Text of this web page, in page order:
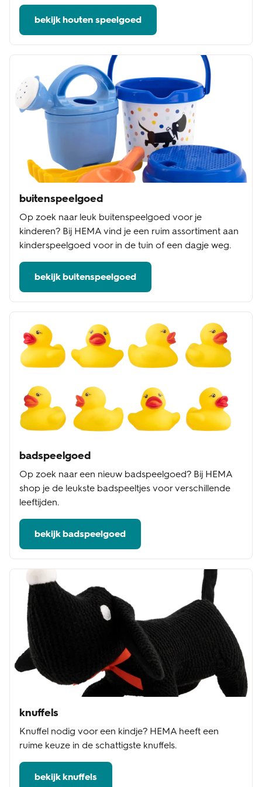
bekijk houten speelgoed
buitenspeelgoed
Op zoek naar leuk buitenspeelgoed voor je
kinderen? Bij HEMA vind je een ruim assortiment aan
kinderspeelgoed voor in de tuin of een dagje weg.
bekijk buitenspeelgoed
badspeelgoed
Op zoek naar een nieuw badspeelgoed? Bij HEMA
shop je de leukste badspeeltjes voor verschillende
leeftijden.
bekijk badspeelgoed
knuffels
Knuffel nodig voor een kindje? HEMA heeft een
ruime keuze in de schattigste knuffels.
bekijk knuffels